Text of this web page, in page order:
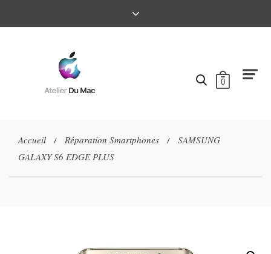
0
Accueil / Réparation Smartphones /
SAMSUNG
GALAXY S6 EDGE PLUS